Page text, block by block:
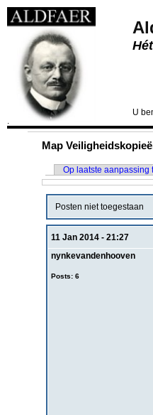
U
.
Map
Op laatste aanpassing
Posten niet toegestaan
11 Jan 2014 - 21:27
nynkevandenhooven
Posts: 6